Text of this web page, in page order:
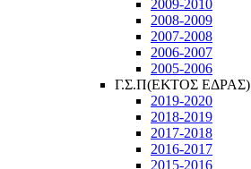
2009-2010
2008-2009
2007-2008
2006-2007
2005-2006
Γ.Σ.Π(ΕΚΤΟΣ ΕΔΡΑΣ)
2019-2020
2018-2019
2017-2018
2016-2017
2015-2016